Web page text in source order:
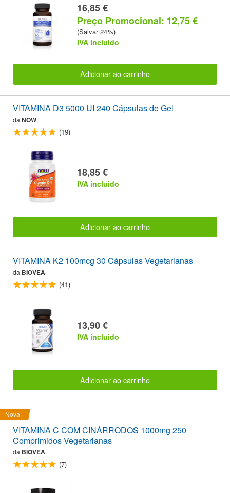
16,85 €
Preço Promocional: 12,75 €
(Salvar 24%)
IVA incluido
Adicionar ao carrinho
VITAMINA D3 5000 UI 240 Cápsulas de Gel
da NOW
(19)
18,85 €
IVA incluido
Adicionar ao carrinho
VITAMINA K2 100mcg 30 Cápsulas Vegetarianas
da BIOVEA
(41)
13,90 €
IVA incluido
Adicionar ao carrinho
Nova
VITAMINA C COM CINÁRRODOS 1000mg 250
Comprimidos Vegetarianas
da BIOVEA
(7)